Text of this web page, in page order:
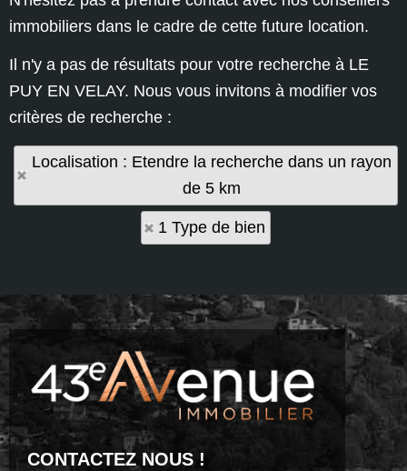
immobiliers dans le cadre de cette future location.
Il n'y a pas de résultats pour votre recherche à LE
PUY EN VELAY. Nous vous invitons à modifier vos
critères de recherche :
Localisation : Etendre la recherche dans un rayon
de 5 km
1 Type de bien
CONTACTEZ NOUS !